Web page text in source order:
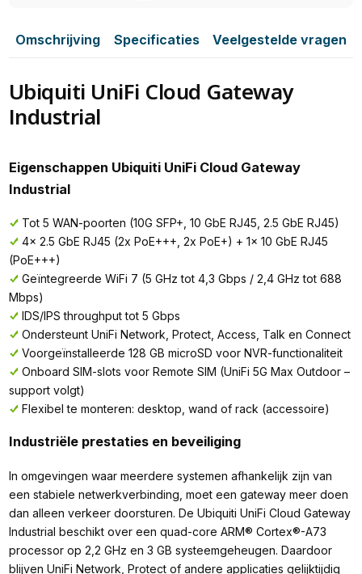
Omschrijving Specificaties Veelgestelde vragen
Ubiquiti UniFi Cloud Gateway
Industrial
Eigenschappen Ubiquiti UniFi Cloud Gateway
Industrial
Tot 5 WAN-poorten (10G SFP+, 10 GbE RJ45, 2.5 GbE RJ45)
4x 2.5 GbE RJ45 (2x PoE+++, 2x PoE+) + 1x 10 GbE RJ45
(PoE+++)
Geïntegreerde WiFi 7 (5 GHz tot 4,3 Gbps / 2,4 GHz tot 688
Mbps)
IDS/IPS throughput tot 5 Gbps
Ondersteunt UniFi Network, Protect, Access, Talk en Connect
Voorgeïnstalleerde 128 GB microSD voor NVR-functionaliteit
Onboard SIM-slots voor Remote SIM (UniFi 5G Max Outdoor –
support volgt)
Flexibel te monteren: desktop, wand of rack (accessoire)
Industriële prestaties en beveiliging
In omgevingen waar meerdere systemen afhankelijk zijn van
een stabiele netwerkverbinding, moet een gateway meer doen
dan alleen verkeer doorsturen. De Ubiquiti UniFi Cloud Gateway
Industrial beschikt over een quad-core ARM® Cortex®-A73
processor op 2,2 GHz en 3 GB systeemgeheugen. Daardoor
blijven UniFi Network, Protect of andere applicaties gelijktijdig